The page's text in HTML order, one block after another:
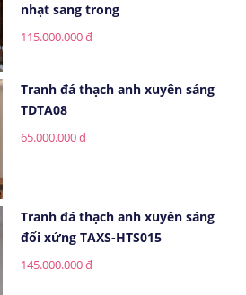
nhạt sang trong
115.000.000 đ
Tranh đá thạch anh xuyên sáng
TDTA08
65.000.000 đ
Tranh đá thạch anh xuyên sáng
đối xứng TAXS-HTS015
145.000.000 đ